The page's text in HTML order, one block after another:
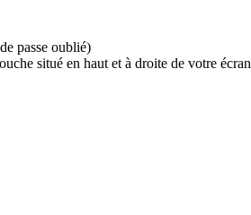
passe oublié)
situé en haut et à droite de votre